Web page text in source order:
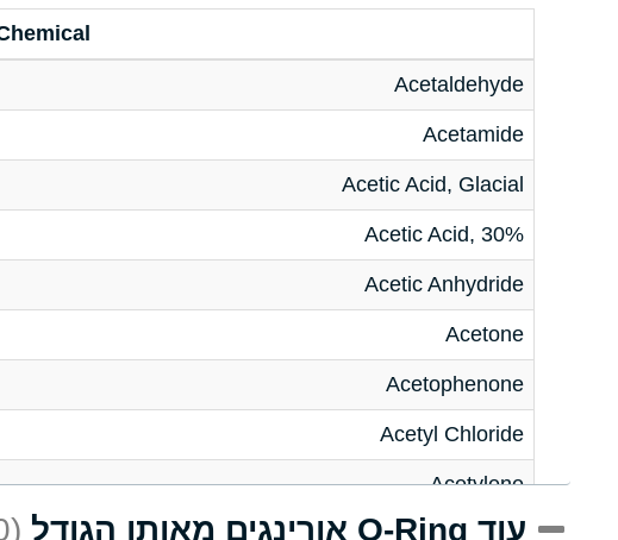
Acetaldehyde
Acetamide
Acetic Acid, Glacial
Acetic Acid, 30%
Acetic Anhydride
Acetone
Acetophenone
Acetyl Chloride
Acetylene
Acrlylonitrile
עוד O-Ring אורינגים מאותו הגודל (30)